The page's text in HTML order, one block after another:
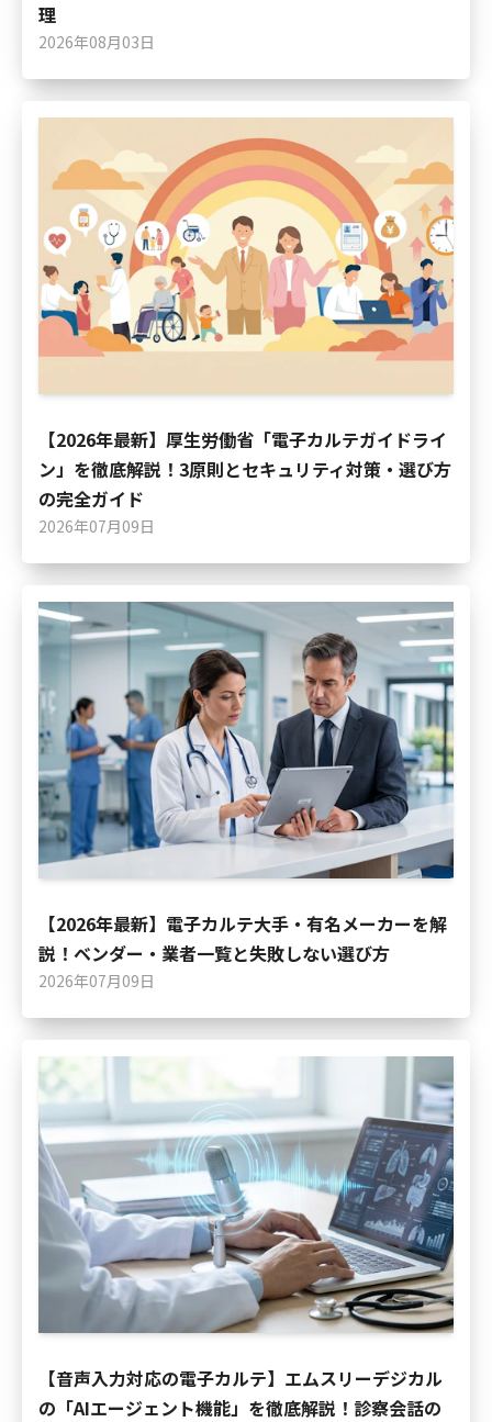
理
2026年08月03日
【2026年最新】厚生労働省「電子カルテガイドライ
ン」を徹底解説！3原則とセキュリティ対策・選び方
の完全ガイド
2026年07月09日
【2026年最新】電子カルテ大手・有名メーカーを解
説！ベンダー・業者一覧と失敗しない選び方
2026年07月09日
【音声入力対応の電子カルテ】エムスリーデジカル
の「AIエージェント機能」を徹底解説！診察会話の